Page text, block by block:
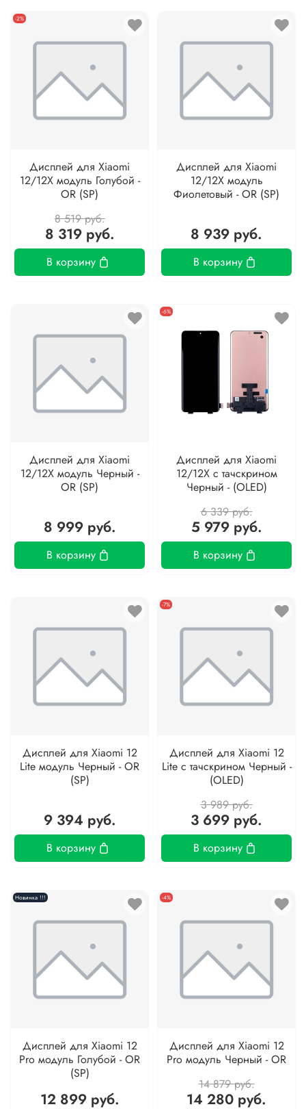
-2%
Дисплей для Xiaomi
12/12X модуль Голубой -
OR (SP)
8 519 руб.
8 319 руб.
В корзину
Дисплей для Xiaomi
12/12X модуль
Фиолетовый - OR (SP)
8 939 руб.
В корзину
Дисплей для Xiaomi
12/12X модуль Черный -
OR (SP)
8 999 руб.
В корзину
-6%
Дисплей для Xiaomi
12/12X с тачскрином
Черный - (OLED)
6 339 руб.
5 979 руб.
В корзину
Дисплей для Xiaomi 12
Lite модуль Черный - OR
(SP)
9 394 руб.
В корзину
-7%
Дисплей для Xiaomi 12
Lite с тачскрином Черный -
(OLED)
3 989 руб.
3 699 руб.
В корзину
Новинка !!!
Дисплей для Xiaomi 12
Pro модуль Голубой - OR
(SP)
12 899 руб.
-4%
Дисплей для Xiaomi 12
Pro модуль Черный - OR
14 879 руб.
14 280 руб.